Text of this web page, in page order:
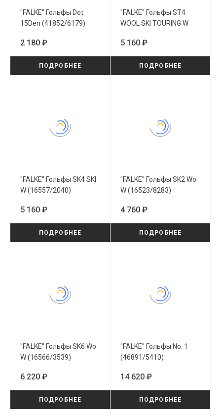
"FALKE" Гольфы Dot
15Den (41852/6179)
2 180 ₽
ПОДРОБНЕЕ
"FALKE" Гольфы ST4
WOOL SKI TOURING W
5 160 ₽
ПОДРОБНЕЕ
"FALKE" Гольфы SK4 SKI
W (16557/2040)
5 160 ₽
ПОДРОБНЕЕ
"FALKE" Гольфы SK2 Wo
W (16523/8283)
4 760 ₽
ПОДРОБНЕЕ
"FALKE" Гольфы SK6 Wo
W (16566/3539)
6 220 ₽
ПОДРОБНЕЕ
"FALKE" Гольфы No. 1
(46891/5410)
14 620 ₽
ПОДРОБНЕЕ